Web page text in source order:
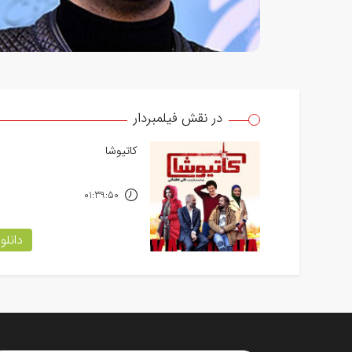
در نقش فیلمبردار
کاتیوشا
01:39:50